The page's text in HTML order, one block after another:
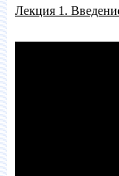
Лекция 1.